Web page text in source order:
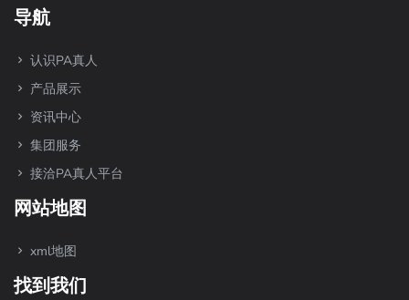
导航
认识PA真人
产品展示
资讯中心
集团服务
接洽PA真人平台
网站地图
xml地图
找到我们